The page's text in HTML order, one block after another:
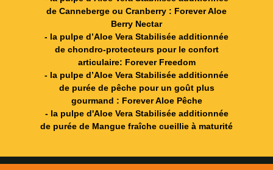
de Canneberge ou Cranberry : Forever Aloe
Berry Nectar
- la pulpe d’Aloe Vera Stabilisée additionnée
de chondro-protecteurs pour le confort
articulaire: Forever Freedom
- la pulpe d’Aloe Vera Stabilisée additionnée
de purée de pêche pour un goût plus
gourmand : Forever Aloe Pêche
- la pulpe d'Aloe Vera Stabilisée additionnée
de purée de Mangue fraîche cueillie à maturité